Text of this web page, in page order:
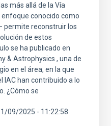
más allá de la Vía
enfoque conocido como
permite reconstruir los
de estos
se ha publicado en
& Astrophysics , una de
en el área, en la que
IAC han contribuido a lo
¿Cómo se
09/2025 - 11:22:58